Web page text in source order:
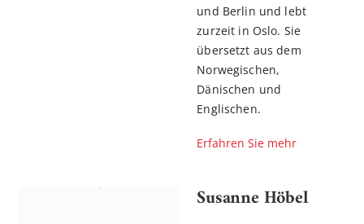
und Berlin und lebt
zurzeit in Oslo. Sie
übersetzt aus dem
Norwegischen,
Dänischen und
Englischen.
Erfahren Sie mehr
Susanne Höbel